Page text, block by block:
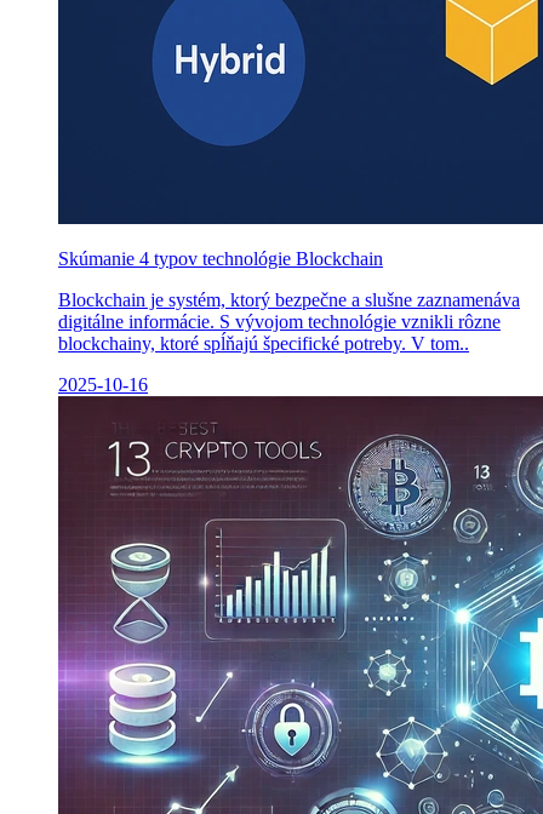
Skúmanie 4 typov technológie Blockchain
Blockchain je systém, ktorý bezpečne a slušne zaznamenáva
digitálne informácie. S vývojom technológie vznikli rôzne
blockchainy, ktoré spĺňajú špecifické potreby. V tom..
2025-10-16